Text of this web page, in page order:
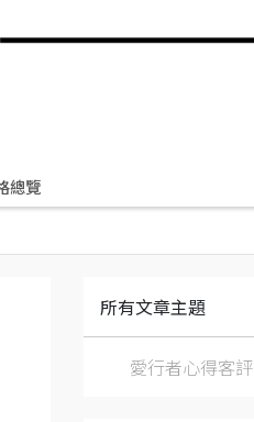
總覽
所有文章主題
愛行者心得客評